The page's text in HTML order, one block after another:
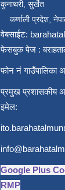
कुनाथरी, सुर्खेत
कर्णाली प्रदेश,
वेबसाईट:
फेसबुक पेज :
फोन नं गाउँपालिका
प्रमुख प्रशासकीय
इमेल:
Google Plus
RMP